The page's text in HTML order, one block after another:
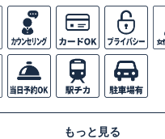
もっと見る